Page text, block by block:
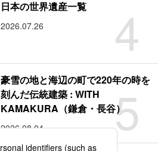
4
日本の世界遺産一覧
2026.07.26
5
豪雪の地と海辺の町で220年の時を
刻んだ伝統建築 : WITH
KAMAKURA（鎌倉・長谷）
2026.08.04